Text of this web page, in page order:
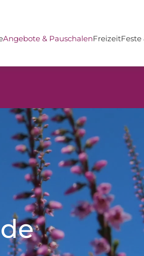
Angebote & PauschalenFreizeitFeste